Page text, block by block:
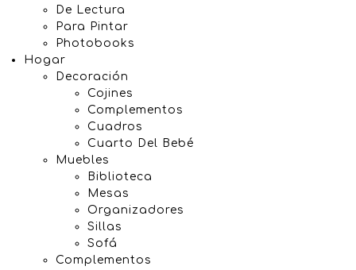
De Lectura
Para Pintar
Photobooks
Hogar
Decoración
Cojines
Complementos
Cuadros
Cuarto Del Bebé
Muebles
Biblioteca
Mesas
Organizadores
Sillas
Sofá
Complementos